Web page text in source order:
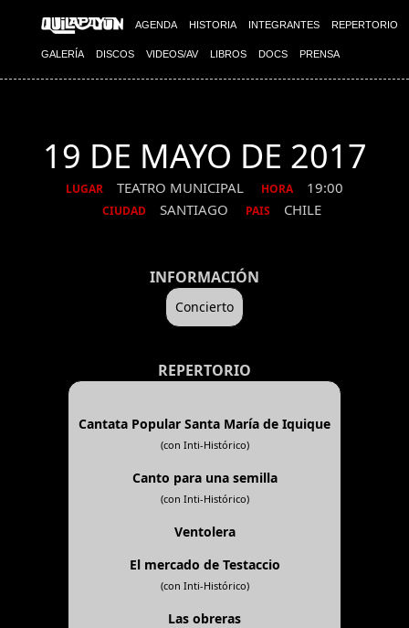
AGENDA HISTORIA INTEGRANTES REPERTORIO
GALERÍA DISCOS VIDEOS/AV LIBROS DOCS PRENSA
19 DE MAYO DE 2017
LUGAR TEATRO MUNICIPAL HORA 19:00
CIUDAD SANTIAGO PAIS CHILE
INFORMACIÓN
Concierto
REPERTORIO
Cantata Popular Santa María de Iquique
(con Inti-Histórico)
Canto para una semilla
(con Inti-Histórico)
Ventolera
El mercado de Testaccio
(con Inti-Histórico)
Las obreras